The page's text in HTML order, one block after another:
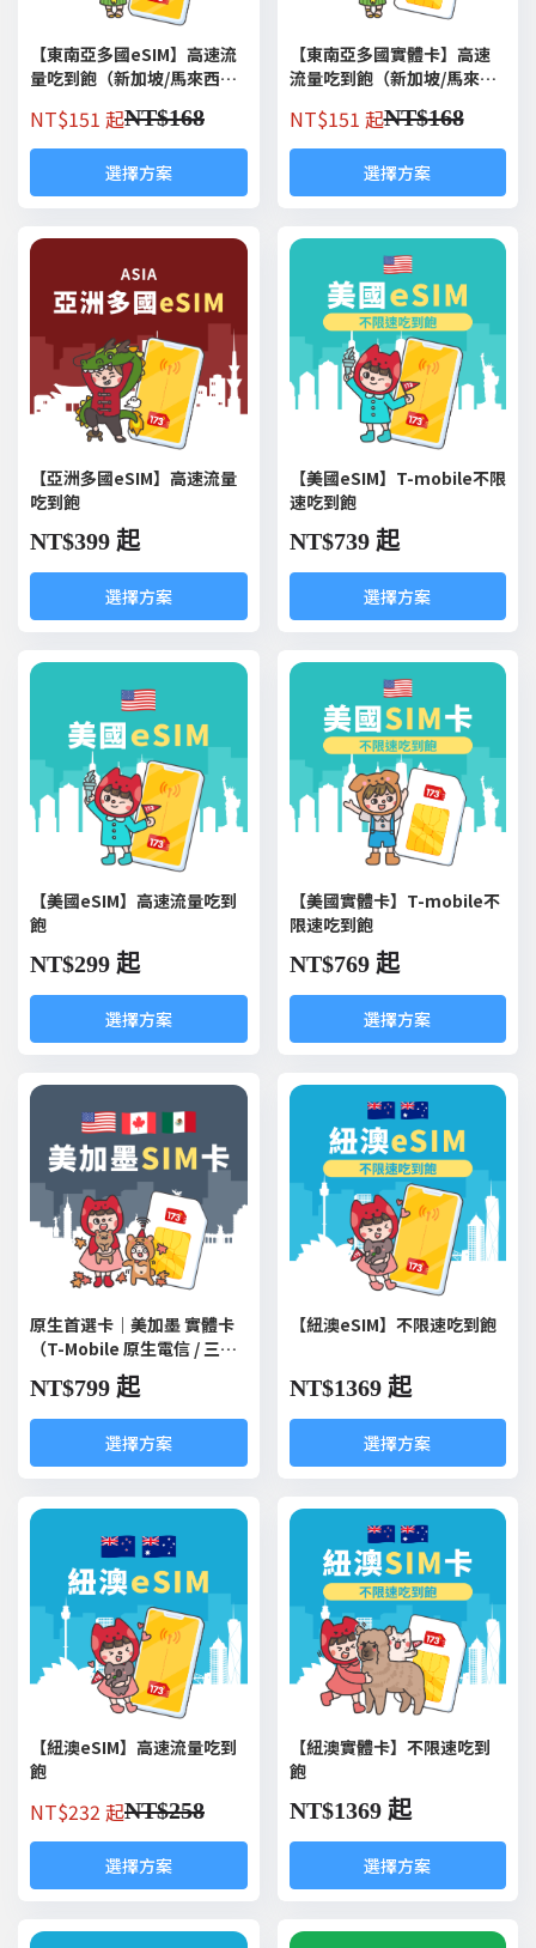
【東南亞多國eSIM】高速流
量吃到飽（新加坡/馬來西亞/
NT$151 起NT$168
選擇方案
【東南亞多國實體卡】高速
流量吃到飽（新加坡/馬來西
NT$151 起NT$168
選擇方案
【亞洲多國eSIM】高速流量
吃到飽
NT$399 起
選擇方案
【美國eSIM】T-mobile不限
速吃到飽
NT$739 起
選擇方案
【美國eSIM】高速流量吃到
飽
NT$299 起
選擇方案
【美國實體卡】T-mobile不
限速吃到飽
NT$769 起
選擇方案
原生首選卡｜美加墨 實體卡
（T-Mobile 原生電信 / 三國
NT$799 起
選擇方案
【紐澳eSIM】不限速吃到飽
NT$1369 起
選擇方案
【紐澳eSIM】高速流量吃到
飽
NT$232 起NT$258
選擇方案
【紐澳實體卡】不限速吃到
飽
NT$1369 起
選擇方案